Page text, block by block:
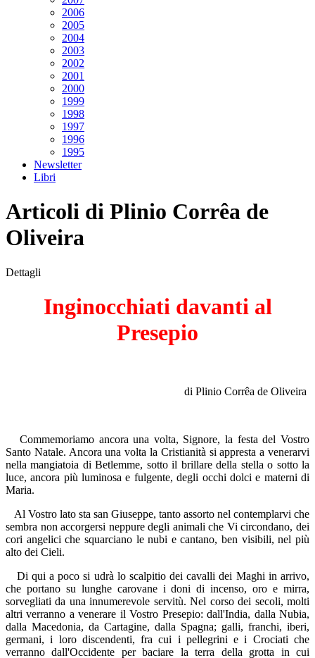
2006
2005
2004
2003
2002
2001
2000
1999
1998
1997
1996
1995
Newsletter
Libri
Articoli di Plinio Corrêa de
Oliveira
Dettagli
Inginocchiati davanti al
Presepio
di Plinio Corrêa de Oliveira
Commemoriamo ancora una volta, Signore, la festa del Vostro
Santo Natale. Ancora una volta la Cristianità si appresta a venerarvi
nella mangiatoia di Betlemme, sotto il brillare della stella o sotto la
luce, ancora più luminosa e fulgente, degli occhi dolci e materni di
Maria.
Al Vostro lato sta san Giuseppe, tanto assorto nel contemplarvi che
sembra non accorgersi neppure degli animali che Vi circondano, dei
cori angelici che squarciano le nubi e cantano, ben visibili, nel più
alto dei Cieli.
Di qui a poco si udrà lo scalpitio dei cavalli dei Maghi in arrivo,
che portano su lunghe carovane i doni di incenso, oro e mirra,
sorvegliati da una innumerevole servitù. Nel corso dei secoli, molti
altri verranno a venerare il Vostro Presepio: dall'India, dalla Nubia,
dalla Macedonia, da Cartagine, dalla Spagna; galli, franchi, iberi,
germani, i loro discendenti, fra cui i pellegrini e i Crociati che
verranno dall'Occidente per baciare la terra della grotta in cui